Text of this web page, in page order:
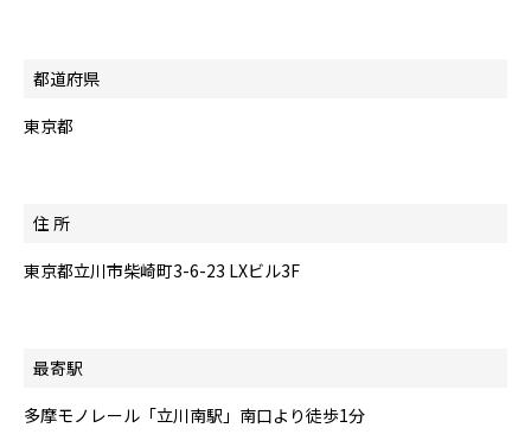
都道府県
東京都
住 所
東京都立川市柴崎町3-6-23 LXビル3F
最寄駅
多摩モノレール「立川南駅」南口より徒歩1分